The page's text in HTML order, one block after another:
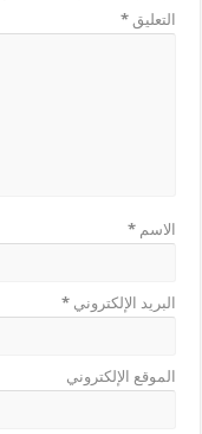
التعليق*
الاسم*
البريد الإلكتروني*
الموقع الإلكتروني